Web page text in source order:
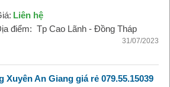
Liên hệ
điểm: Tp Cao Lãnh - Đồng Tháp
31/07/2023
Xuyên An Giang giá rẻ 079.55.15039